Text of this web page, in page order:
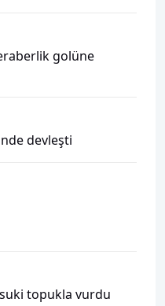
golüne
devleşti
topukla vurdu